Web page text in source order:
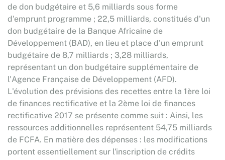
de don budgétaire et 5,6 milliards sous forme
d'emprunt programme ; 22,5 milliards, constitués d'un
don budgétaire de la Banque Africaine de
Développement (BAD), en lieu et place d'un emprunt
budgétaire de 8,7 milliards ; 3,28 milliards,
représentant un don budgétaire supplémentaire de
l'Agence Française de Développement (AFD).
L'évolution des prévisions des recettes entre la 1ère loi
de finances rectificative et la 2ème loi de finances
rectificative 2017 se présente comme suit : Ainsi, les
ressources additionnelles représentent 54,75 milliards
de FCFA. En matière des dépenses : les modifications
portent essentiellement sur l'inscription de crédits